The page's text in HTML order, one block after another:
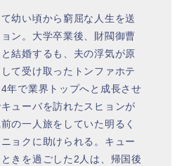
幼い頃から窮屈な人生を送
ン。大学卒業後、財閥御曹
結婚するも、夫の浮気が原
て受け取ったトンファホテ
年で業界トップへと成長させ
ューバを訪れたスヒョンが
の一人旅をしていた明るく
ョクに助けられる。キュー
きを過ごした2人は、帰国後